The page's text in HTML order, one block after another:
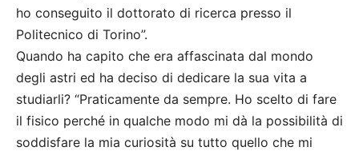
ho conseguito il dottorato di ricerca presso il
Politecnico di Torino”.
Quando ha capito che era affascinata dal mondo
degli astri ed ha deciso di dedicare la sua vita a
studiarli? “Praticamente da sempre. Ho scelto di fare
il fisico perché in qualche modo mi dà la possibilità di
soddisfare la mia curiosità su tutto quello che mi